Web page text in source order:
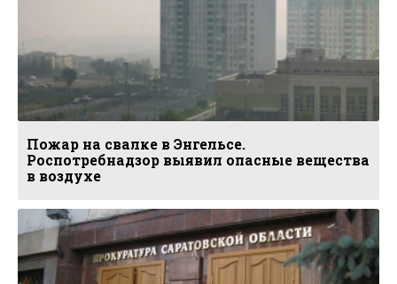
Пожар на свалке в Энгельсе.
Роспотребнадзор выявил опасные вещества
в воздухе